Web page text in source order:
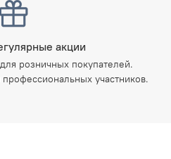
акции
розничных покупателей.
участников.